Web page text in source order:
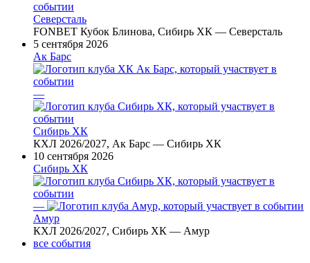
Северсталь
FONBET Кубок Блинова, Сибирь ХК — Северсталь
5 сентября 2026
Ак Барс
—
Сибирь ХК
КХЛ 2026/2027, Ак Барс — Сибирь ХК
10 сентября 2026
Сибирь ХК
—
Амур
КХЛ 2026/2027, Сибирь ХК — Амур
все события